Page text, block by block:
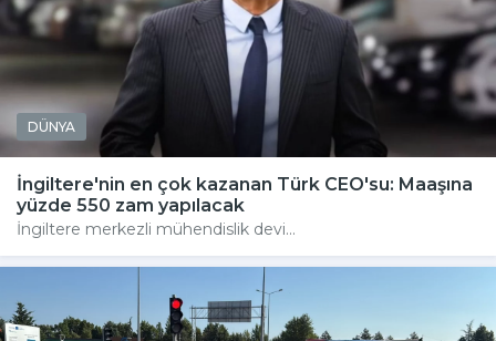
DÜNYA
İngiltere'nin en çok kazanan Türk CEO'su: Maaşına
yüzde 550 zam yapılacak
İngiltere merkezli mühendislik devi...